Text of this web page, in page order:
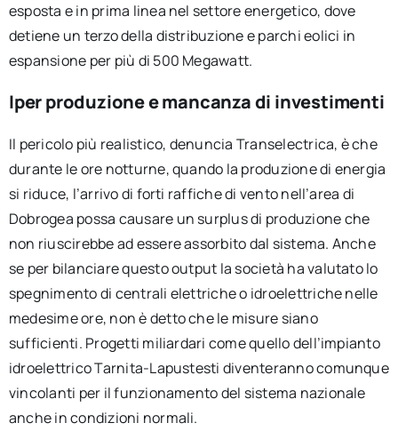
esposta e in prima linea nel settore energetico, dove
detiene un terzo della distribuzione e parchi eolici in
espansione per più di 500 Megawatt.
Iper produzione e mancanza di investimenti
Il pericolo più realistico, denuncia Transelectrica, è che
durante le ore notturne, quando la produzione di energia
si riduce, l’arrivo di forti raffiche di vento nell’area di
Dobrogea possa causare un surplus di produzione che
non riuscirebbe ad essere assorbito dal sistema. Anche
se per bilanciare questo output la società ha valutato lo
spegnimento di centrali elettriche o idroelettriche nelle
medesime ore, non è detto che le misure siano
sufficienti. Progetti miliardari come quello dell’impianto
idroelettrico Tarnita-Lapustesti diventeranno comunque
vincolanti per il funzionamento del sistema nazionale
anche in condizioni normali.